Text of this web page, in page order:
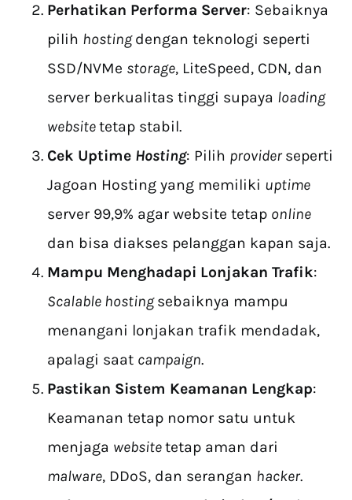
Perhatikan Performa Server: Sebaiknya
pilih hostingdengan teknologi seperti
SSD/NVMe storage, LiteSpeed, CDN, dan
server berkualitas tinggi supaya loading
websitetetap stabil.
Cek Uptime Hosting: Pilih provider seperti
Jagoan Hosting yang memiliki uptime
server 99,9% agar website tetap online
dan bisa diakses pelanggan kapan saja.
Mampu Menghadapi Lonjakan Trafik:
Scalable hosting sebaiknya mampu
menangani lonjakan trafik mendadak,
apalagi saat campaign.
Pastikan Sistem Keamanan Lengkap:
Keamanan tetap nomor satu untuk
menjaga websitetetap aman dari
malware, DDoS, dan serangan hacker.